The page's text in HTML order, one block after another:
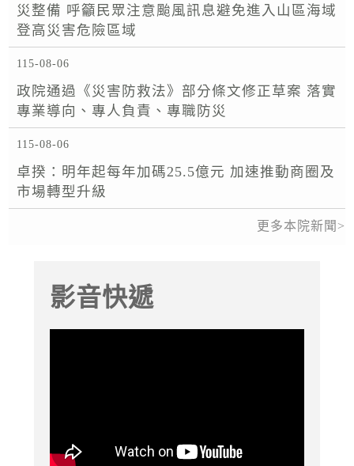
災整備 呼籲民眾注意颱風訊息避免進入山區海域
登高災害危險區域
115-08-06
政院通過《災害防救法》部分條文修正草案 落實
專業導向、專人負責、專職防災
115-08-06
卓揆：明年起每年加碼25.5億元 加速推動商圈及
市場轉型升級
更多本院新聞
影音快遞